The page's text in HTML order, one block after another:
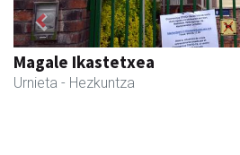
Magale Ikastetxea
Urnieta - Hezkuntza
Previous